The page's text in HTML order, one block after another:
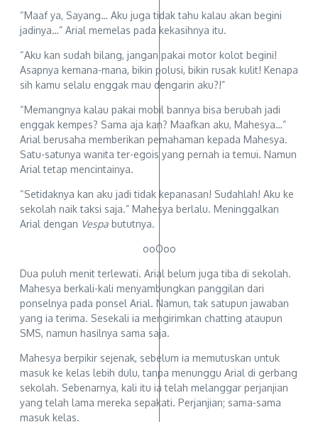
“Maaf ya, Sayang… Aku juga tidak tahu kalau akan begini
jadinya…” Arial memelas pada kekasihnya itu.
“Aku kan sudah bilang, jangan pakai motor kolot begini!
Asapnya kemana-mana, bikin polusi, bikin rusak kulit! Kenapa
sih kamu selalu enggak mau dengarin aku?!”
“Memangnya kalau pakai mobil bannya bisa berubah jadi
enggak kempes? Sama aja kan? Maafkan aku, Mahesya…”
Arial berusaha memberikan pemahaman kepada Mahesya.
Satu-satunya wanita ter-egois yang pernah ia temui. Namun
Arial tetap mencintainya.
“Setidaknya kan aku jadi tidak kepanasan! Sudahlah! Aku ke
sekolah naik taksi saja.” Mahesya berlalu. Meninggalkan
Arial dengan Vespa bututnya.
ooOoo
Dua puluh menit terlewati. Arial belum juga tiba di sekolah.
Mahesya berkali-kali menyambungkan panggilan dari
ponselnya pada ponsel Arial. Namun, tak satupun jawaban
yang ia terima. Sesekali ia mengirimkan chatting ataupun
SMS, namun hasilnya sama saja.
Mahesya berpikir sejenak, sebelum ia memutuskan untuk
masuk ke kelas lebih dulu, tanpa menunggu Arial di gerbang
sekolah. Sebenarnya, kali itu ia telah melanggar perjanjian
yang telah lama mereka sepakati. Perjanjian; sama-sama
masuk kelas.